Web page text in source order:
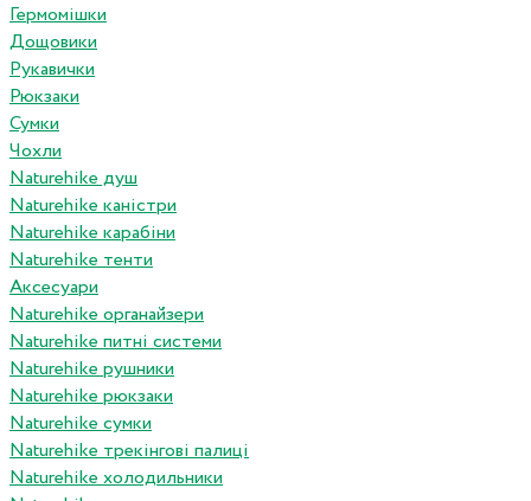
Гермомішки
Дощовики
Рукавички
Рюкзаки
Сумки
Чохли
Naturehike душ
Naturehike каністри
Naturehike карабіни
Naturehike тенти
Аксесуари
Naturehike органайзери
Naturehike питні системи
Naturehike рушники
Naturehike рюкзаки
Naturehike сумки
Naturehike трекінгові палиці
Naturehike холодильники